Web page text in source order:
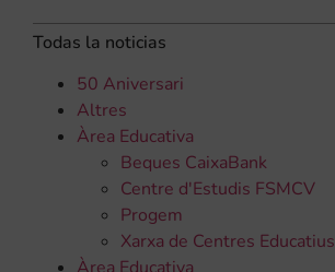
Todas la noticias
50 Aniversari
Altres
Àrea Educativa
Beques CaixaBank
Centre d'Estudis FSMCV
Progem
Xarxa de Centres Educatius